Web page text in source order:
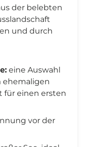
der belebten
und durch
eine Auswahl
ehemaligen
für einen ersten
vor der